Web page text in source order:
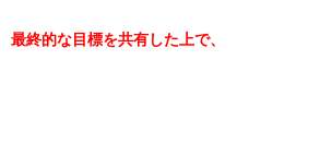
最終的な目標を共有した上で、